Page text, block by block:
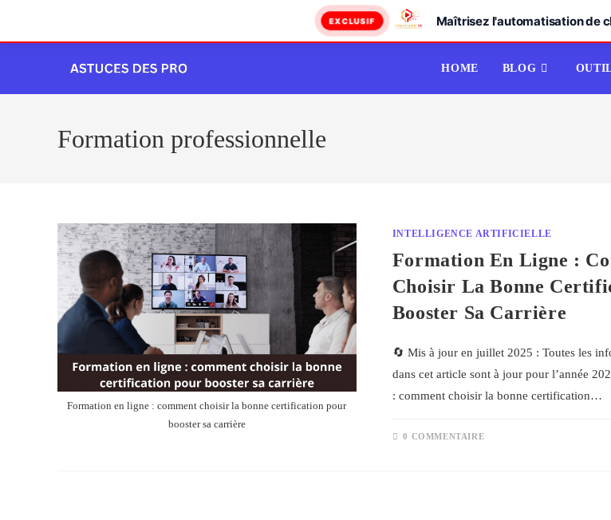
EXCLUSIF Maîtrisez l'automatisation de
content
HOME BLOG
Formation professionnelle
Formation en ligne : comment choisir la bonne certification pour
booster sa carrière
INTELLIGENCE ARTIFICIELLE
Formation En Ligne :
Choisir La Bonne
Booster Sa Carrière
🔄 Mis à jour en juillet 2025 : Toutes les
dans cet article sont à jour pour l’année
: comment choisir la bonne certification…
0 COMMENTAIRE